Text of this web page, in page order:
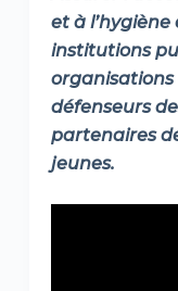
et à l’hygiène
institutions
organisations
défenseurs
partenaires
jeunes.